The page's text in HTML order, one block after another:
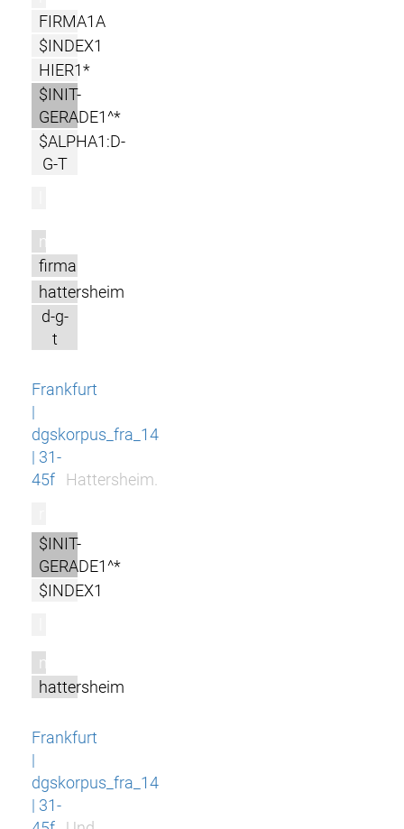
FIRMA1A
$INDEX1
HIER1*
$INIT-
GERADE1^*
$ALPHA1:D-
G-T
m
firma
hattersheim
d-g-
t
Frankfurt
|
dgskorpus_fra_14
| 31-
45f
Hattersheim.
$INIT-
GERADE1^*
$INDEX1
m
hattersheim
Frankfurt
|
dgskorpus_fra_14
| 31-